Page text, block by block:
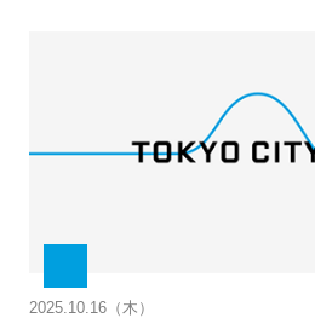
2025.10.16（木）